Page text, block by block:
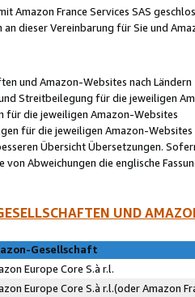
Amazon France Services SAS
dieser Vereinbarung für Sie und
und Amazon-Websites nach Ländern
Streitbeilegung für die jeweiligen
für die jeweiligen Amazon-Websites
für die jeweiligen Amazon-Websites
Übersicht Übersetzungen.
Abweichungen die englische
UND
Gesellschaft
Europe Core S.à r.l.
Europe Core S.à r.l.(oder Amazon